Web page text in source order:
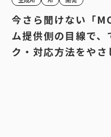
今さら聞けない「
ム提供側の目線で
ク・対応方法をやさ